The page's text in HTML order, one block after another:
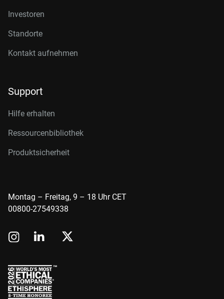
Investoren
Standorte
Kontakt aufnehmen
Support
Hilfe erhalten
Ressourcenbibliothek
Produktsicherheit
Montag – Freitag, 9 – 18 Uhr CET
00800-27549338